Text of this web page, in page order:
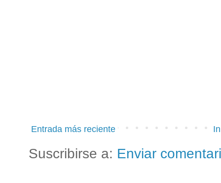
Entrada más reciente
Suscribirse a: Enviar